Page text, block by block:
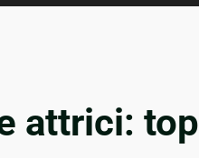
attrici: top